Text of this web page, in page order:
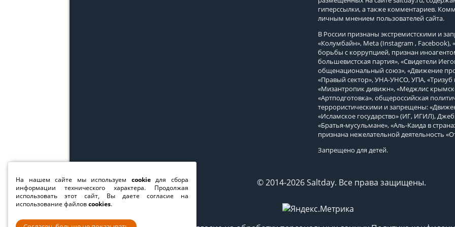
гиперссылки, а также комментариев.
личным мнением пользователей сайта.
В России признаны экстремистскими и
«Колумбайн», Meta (Instagram ,
борьбы с коррупцией, признан
большевистская партия», «Свидетели
общенациональный союз», «Движение
«Правый сектор», УНА-УНСО, УПА, «Тризуб
«Мизантропик дивижн», «Меджлис
«Артподготовка», общероссийская
террористическими и запрещены:
«Исламское государство» (ИГ, ИГИЛ),
«Братья-мусульмане», «Аль-Каида в
признана нежелательной деятельность
Запрещено для детей.
© 2014-2026 Saltday. Все права защищены.
На нашем сайте мы используем cookieдля сбора
информации технического характера. Продолжая
использовать этот сайт, Вы даете согласие на
использование файловcookies.